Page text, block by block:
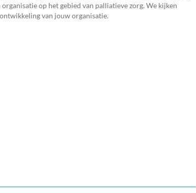
op het gebied van palliatieve zorg. We kijken
van jouw organisatie.